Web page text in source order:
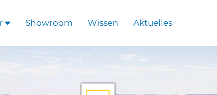
Showroom Wissen Aktuelles